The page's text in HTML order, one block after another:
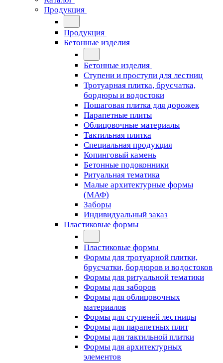
Продукция
Продукция
Бетонные изделия
Бетонные изделия
Ступени и проступи для лестниц
Тротуарная плитка, брусчатка,
бордюры и водостоки
Пошаговая плитка для дорожек
Парапетные плиты
Облицовочные материалы
Тактильная плитка
Специальная продукция
Копинговый камень
Бетонные подоконники
Ритуальная тематика
Малые архитектурные формы
(МАФ)
Заборы
Индивидуальный заказ
Пластиковые формы
Пластиковые формы
Формы для тротуарной плитки,
брусчатки, бордюров и водостоков
Формы для ритуальной тематики
Формы для заборов
Формы для облицовочных
материалов
Формы для ступеней лестницы
Формы для парапетных плит
Формы для тактильной плитки
Формы для архитектурных
элементов